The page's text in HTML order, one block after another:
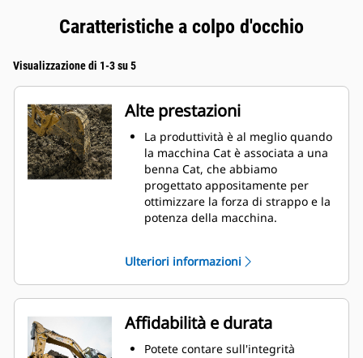
Caratteristiche a colpo d'occhio
Visualizzazione di 1-3 su 5
Alte prestazioni
La produttività è al meglio quando
la macchina Cat è associata a una
benna Cat, che abbiamo
progettato appositamente per
ottimizzare la forza di strappo e la
potenza della macchina.
benna. Il gioco del tallone
aggiunto assicura che il fondo
della benna non si trascini,
riducendo i costi della
manutenzione.
I consumi di carburante si
Ulteriori informazioni
Affidabilità e durata
Potete contare sull'integrità